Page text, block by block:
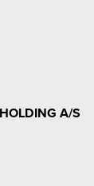
A/S